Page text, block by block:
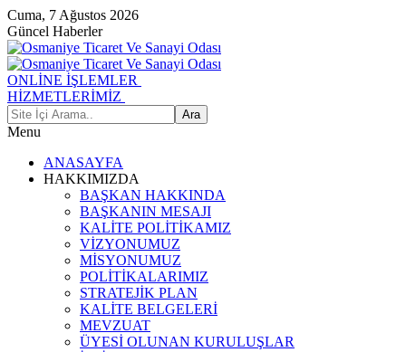
Cuma, 7 Ağustos 2026
Güncel Haberler
ONLİNE İŞLEMLER
HİZMETLERİMİZ
Menu
ANASAYFA
HAKKIMIZDA
BAŞKAN HAKKINDA
BAŞKANIN MESAJI
KALİTE POLİTİKAMIZ
VİZYONUMUZ
MİSYONUMUZ
POLİTİKALARIMIZ
STRATEJİK PLAN
KALİTE BELGELERİ
MEVZUAT
ÜYESİ OLUNAN KURULUŞLAR